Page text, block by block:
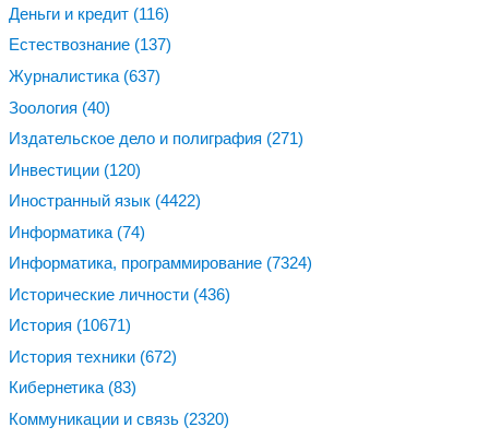
Деньги и кредит (116)
Естествознание (137)
Журналистика (637)
Зоология (40)
Издательское дело и полиграфия (271)
Инвестиции (120)
Иностранный язык (4422)
Информатика (74)
Информатика, программирование (7324)
Исторические личности (436)
История (10671)
История техники (672)
Кибернетика (83)
Коммуникации и связь (2320)